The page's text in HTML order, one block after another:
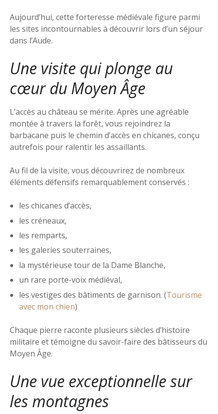
Aujourd’hui, cette forteresse médiévale figure parmi
les sites incontournables à découvrir lors d’un séjour
dans l’Aude.
Une visite qui plonge au
cœur du Moyen Âge
L’accès au château se mérite. Après une agréable
montée à travers la forêt, vous rejoindrez la
barbacane puis le chemin d’accès en chicanes, conçu
autrefois pour ralentir les assaillants.
Au fil de la visite, vous découvrirez de nombreux
éléments défensifs remarquablement conservés :
les chicanes d’accès,
les créneaux,
les remparts,
les galeries souterraines,
la mystérieuse tour de la Dame Blanche,
un rare porte-voix médiéval,
les vestiges des bâtiments de garnison. (Tourisme
avec mon chien)
Chaque pierre raconte plusieurs siècles d’histoire
militaire et témoigne du savoir-faire des bâtisseurs du
Moyen Âge.
Une vue exceptionnelle sur
les montagnes